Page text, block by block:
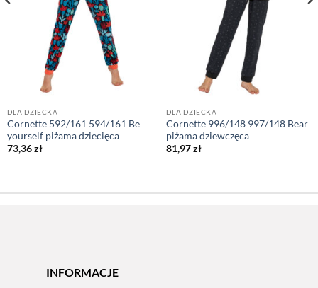
DLA DZIECKA
Cornette 592/161 594/161 Be
yourself piżama dziecięca
73,36zł
DLA DZIECKA
Cornette 996/148 997/148 Bear
piżama dziewczęca
81,97zł
INFORMACJE